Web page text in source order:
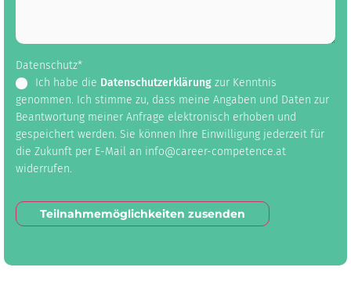
Datenschutz*
Ich habe die Datenschutzerklärung zur Kenntnis
genommen. Ich stimme zu, dass meine Angaben und Daten zur
Beantwortung meiner Anfrage elektronisch erhoben und
gespeichert werden. Sie können Ihre Einwilligung jederzeit für
die Zukunft per E-Mail an info@career-competence.at
widerrufen.
Teilnahmemöglichkeiten zusenden